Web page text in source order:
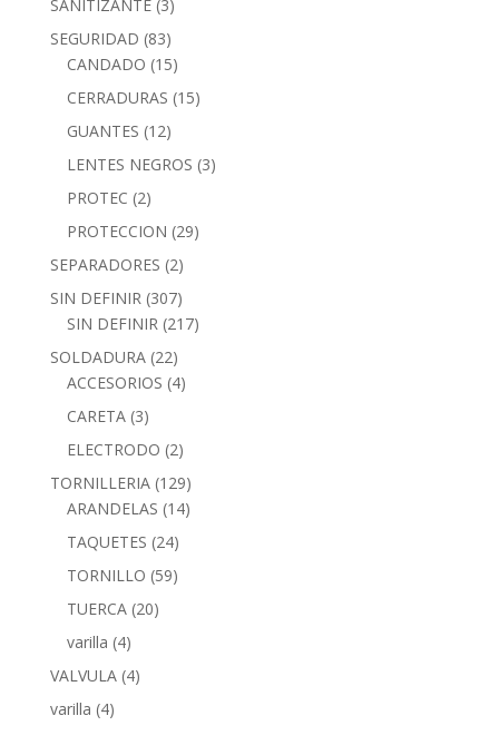
SANITIZANTE (3)
SEGURIDAD (83)
CANDADO (15)
CERRADURAS (15)
GUANTES (12)
LENTES NEGROS (3)
PROTEC (2)
PROTECCION (29)
SEPARADORES (2)
SIN DEFINIR (307)
SIN DEFINIR (217)
SOLDADURA (22)
ACCESORIOS (4)
CARETA (3)
ELECTRODO (2)
TORNILLERIA (129)
ARANDELAS (14)
TAQUETES (24)
TORNILLO (59)
TUERCA (20)
varilla (4)
VALVULA (4)
varilla (4)